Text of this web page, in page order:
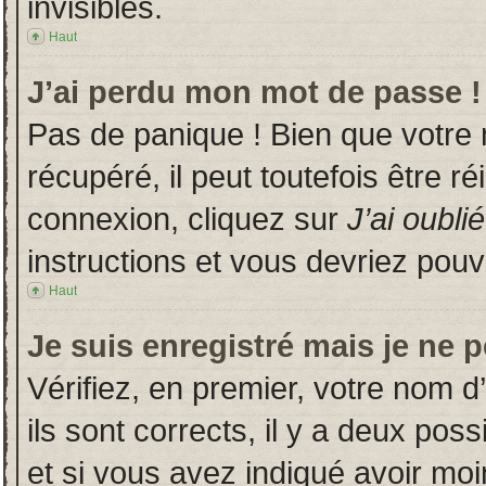
Haut
J’ai perdu mon mot de passe !
Pas de panique ! Bien que
récupéré, il peut toutefois être
connexion, cliquez sur J’ai
instructions et vous devriez
Haut
Je suis enregistré mais je ne
Vérifiez, en premier, votre nom
ils sont corrects, il y a deux
et si vous avez indiqué avoir